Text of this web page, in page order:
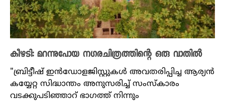
കീഴടി: മറന്നുപോയ നഗരചിത്രത്തിന്റെ ഒരു വാതിൽ
"ബ്രിട്ടീഷ് ഇൻഡോളജിസ്റ്റുകൾ അവതരിപ്പിച്ച ആര്യൻ
കയ്യേറ്റ സിദ്ധാന്തം അനുസരിച്ച് സംസ്കാരം
വടക്കുപടിഞ്ഞാറ് ഭാഗത്ത് നിന്നും